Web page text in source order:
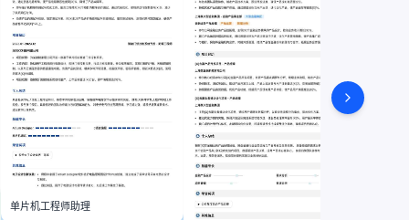
单片机工程师助理